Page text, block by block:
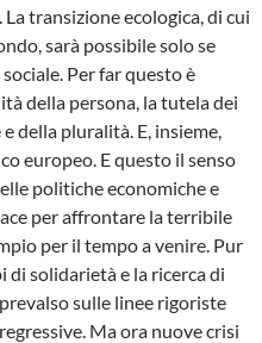
transizione ecologica, di cui
sarà possibile solo se
Per far questo è
della persona, la tutela dei
della pluralità. E, insieme,
europeo. E questo il senso
politiche economiche e
per affrontare la terribile
per il tempo a venire. Pur
solidarietà e la ricerca di
sulle linee rigoriste
Ma ora nuove crisi